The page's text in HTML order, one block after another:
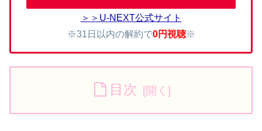
＞＞U-NEXT公式サイト
※31日以内の解約で0円視聴※
目次